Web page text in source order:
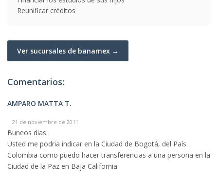
Reunificar créditos
Ver sucursales de banamex →
Comentarios:
AMPARO MATTA T.
21 de noviembre de 2011
Buneos dias:
Usted me podria indicar en la Ciudad de Bogotá, del País
Colombia como puedo hacer transferencias a una persona en la
Ciudad de la Paz en Baja California